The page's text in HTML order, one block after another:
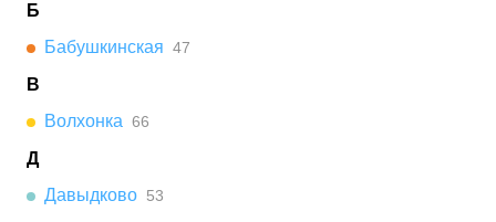
Б
Бабушкинская 47
В
Волхонка 66
Д
Давыдково 53